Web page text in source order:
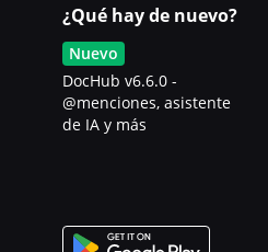
¿Qué hay de nuevo?
Nuevo
DocHub v6.6.0 -
@menciones, asistente
de IA y más